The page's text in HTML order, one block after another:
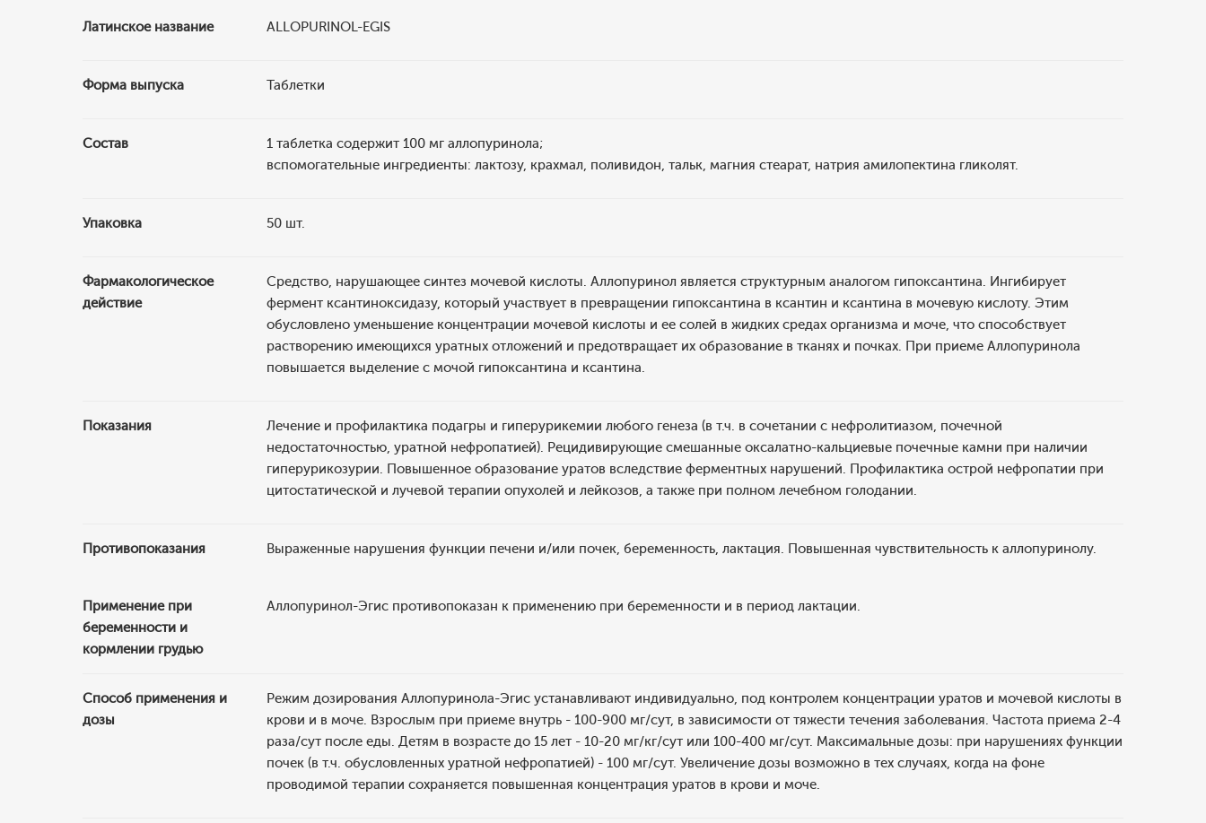
Латинское название ALLOPURINOL-EGIS
Форма выпуска Таблетки
Состав
1 таблетка содержит 100 мг аллопуринола;
вспомогательные ингредиенты: лактозу, крахмал, поливидон, тальк, магния стеарат, натрия амилопектина гликолят.
Упаковка 50 шт.
Фармакологическое
действие
Средство, нарушающее синтез мочевой кислоты. Аллопуринол является структурным аналогом гипоксантина. Ингибирует
фермент ксантиноксидазу, который участвует в превращении гипоксантина в ксантин и ксантина в мочевую кислоту. Этим
обусловлено уменьшение концентрации мочевой кислоты и ее солей в жидких средах организма и моче, что способствует
растворению имеющихся уратных отложений и предотвращает их образование в тканях и почках. При приеме Аллопуринола
повышается выделение с мочой гипоксантина и ксантина.
Показания
Лечение и профилактика подагры и гиперурикемии любого генеза (в т.ч. в сочетании с нефролитиазом, почечной
недостаточностью, уратной нефропатией). Рецидивирующие смешанные оксалатно-кальциевые почечные камни при наличии
гиперурикозурии. Повышенное образование уратов вследствие ферментных нарушений. Профилактика острой нефропатии при
цитостатической и лучевой терапии опухолей и лейкозов, а также при полном лечебном голодании.
Противопоказания Выраженные нарушения функции печени и/или почек, беременность, лактация. Повышенная чувствительность к аллопуринолу.
Применение при
беременности и
кормлении грудью
Аллопуринол-Эгис противопоказан к применению при беременности и в период лактации.
Способ применения и
дозы
Режим дозирования Аллопуринола-Эгис устанавливают индивидуально, под контролем концентрации уратов и мочевой кислоты в
крови и в моче. Взрослым при приеме внутрь - 100-900 мг/сут, в зависимости от тяжести течения заболевания. Частота приема 2-4
раза/сут после еды. Детям в возрасте до 15 лет - 10-20 мг/кг/сут или 100-400 мг/сут. Максимальные дозы: при нарушениях функции
почек (в т.ч. обусловленных уратной нефропатией) - 100 мг/сут. Увеличение дозы возможно в тех случаях, когда на фоне
проводимой терапии сохраняется повышенная концентрация уратов в крови и моче.